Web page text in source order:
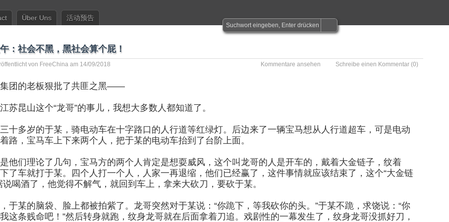
Über Uns 活动预告
：社会不黑，黑社会算个屁！
von FreeChina am 14/09/2018 Schreibe einen Kommentar (0)
Kommentare ansehen
团的老板狠批了共匪之黑——
苏昆山这个“龙哥”的事儿，我想大多数人都知道了。
十多岁的于某，骑电动车在十字路口的人行道等红绿灯。后边来了一辆宝马想从人行道超车，可是电动
路，宝马车上下来两个人，把于某的电动车抬到了台阶上面。
他们理论了几句，宝马方的两个人肯定是想耍威风，这个叫龙哥的人是开车的，戴着大金链子，纹着
了车就打于某。四个人打一个人，人家一再退缩，他们已经赢了，这件事情就应该结束了，这个“大金链
说喝酒了，他觉得不解气，就回到车上，拿来大砍刀，要砍于某。
于某的脑袋、脸上都被拍紫了。龙哥突然对于某说：“你跪下，等我砍你的头。”于某不跪，求饶说：“你
这条贱命吧！”然后转身就跑，纹身龙哥就在后面拿着刀追。戏剧性的一幕发生了，纹身龙哥没抓好刀，